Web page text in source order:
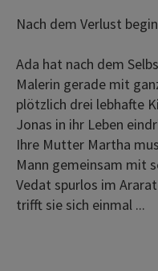
Nach dem Verlust
Ada hat nach dem
Malerin gerade mit
plötzlich drei lebhafte
Jonas in ihr Leben
Ihre Mutter Martha
Mann gemeinsam mit
Vedat spurlos im
trifft sie sich einmal ...